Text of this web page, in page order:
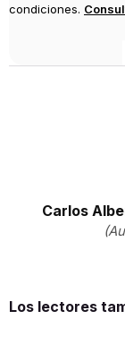
condiciones.
Carlos
Los lectores